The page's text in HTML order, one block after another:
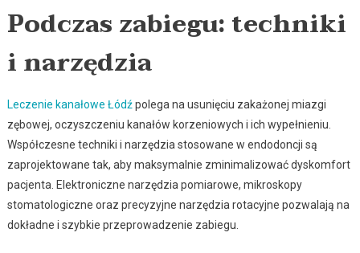
Podczas zabiegu: techniki
i narzędzia
Leczenie kanałowe Łódźpolega na usunięciu zakażonej miazgi
zębowej, oczyszczeniu kanałów korzeniowych i ich wypełnieniu.
Współczesne techniki i narzędzia stosowane w endodoncji są
zaprojektowane tak, aby maksymalnie zminimalizować dyskomfort
pacjenta. Elektroniczne narzędzia pomiarowe, mikroskopy
stomatologiczne oraz precyzyjne narzędzia rotacyjne pozwalają na
dokładne i szybkie przeprowadzenie zabiegu.